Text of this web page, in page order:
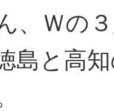
、Ｗの
島と高